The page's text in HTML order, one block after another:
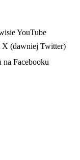
YouTube
X (dawniej Twitter)
na Facebooku